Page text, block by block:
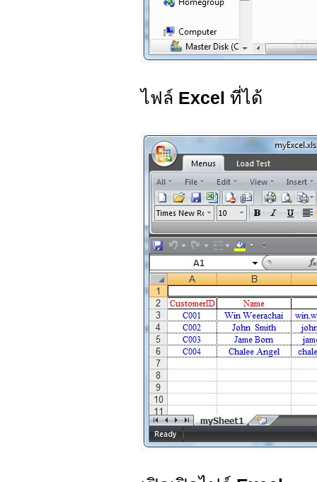
ไฟล์ Excel ที่ได้